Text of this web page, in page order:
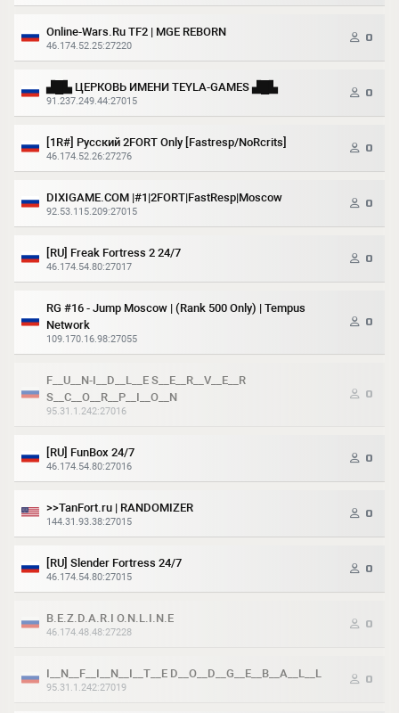
Online-Wars.Ru TF2 | MGE REBORN
46.174.52.25:27220
0
▟█▙ ЦЕРКОВЬ ИМЕНИ TEYLA-GAMES ▟█▙
91.237.249.44:27015
0
[1R#] Русский 2FORT Only [Fastresp/NoRcrits]
46.174.52.26:27276
0
DIXIGAME.COM |#1|2FORT|FastResp|Moscow
92.53.115.209:27015
0
[RU] Freak Fortress 2 24/7
46.174.54.80:27017
0
RG #16 - Jump Moscow | (Rank 500 Only) | Tempus
Network
109.170.16.98:27055
0
F__U__N-I__D__L__E S__E__R__V__E__R
S__C__O__R__P__I__O__N
95.31.1.242:27016
0
[RU] FunBox 24/7
46.174.54.80:27016
0
>>TanFort.ru | RANDOMIZER
144.31.93.38:27015
0
[RU] Slender Fortress 24/7
46.174.54.80:27015
0
B.E.Z.D.A.R.I O.N.L.I.N.E
46.174.48.48:27228
0
I__N__F__I__N__I__T__E D__O__D__G__E__B__A__L__L
95.31.1.242:27019
0